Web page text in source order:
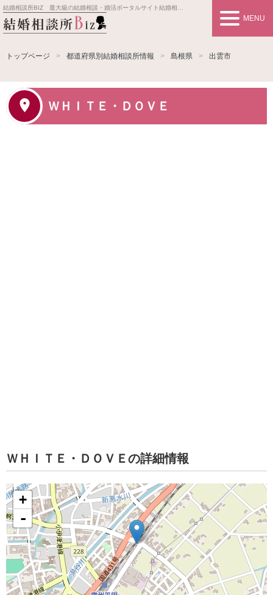
結婚相談所BIZ 最大級の結婚相談・婚活ポータルサイト結婚相談所事業者情報や婚活お見合いの悩み、対策を紹介します。
MENU
トップページ 都道府県別結婚相談所情報 島根県 出雲市
ＷＨＩＴＥ・ＤＯＶＥ
ＷＨＩＴＥ・ＤＯＶＥの詳細情報
+
-